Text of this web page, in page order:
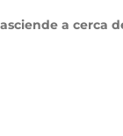
a cerca